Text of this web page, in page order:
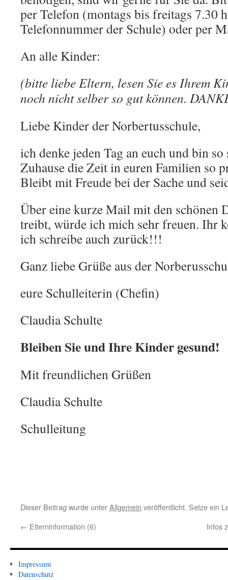
per Telefon (montags bis freitags 7.30
Telefonnummer der Schule) oder per
An alle Kinder:
(bitte liebe Eltern, lesen Sie es Ihrem
noch nicht selber so gut können.
Liebe Kinder der Norbertusschule,
ich denke jeden Tag an euch und bin
Zuhause die Zeit in euren Familien so
Bleibt mit Freude bei der Sache und
Über eine kurze Mail mit den schönen
treibt, würde ich mich sehr freuen. Ihr
ich schreibe auch zurück!!!
Ganz liebe Grüße aus der
eure Schulleiterin (Chefin)
Claudia Schulte
Bleiben Sie und Ihre Kinder gesund!
Mit freundlichen Grüßen
Claudia Schulte
Schulleitung
Dieser Beitrag wurde unterAllgemein veröffentlicht. Setze ein
← Elterninformation (6) Infos
Impressum
Datenschutz